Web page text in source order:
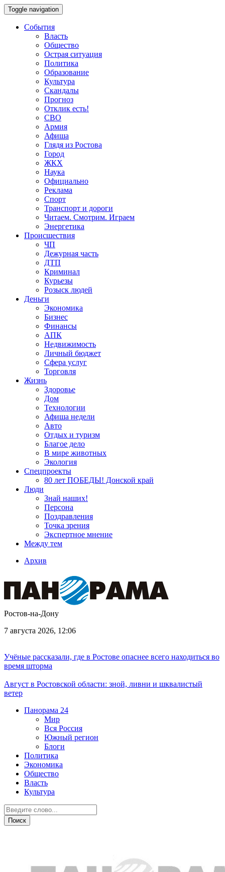
Toggle navigation
События
Власть
Общество
Острая ситуация
Политика
Образование
Культура
Скандалы
Прогноз
Отклик есть!
СВО
Армия
Афиша
Глядя из Ростова
Город
ЖКХ
Наука
Официально
Реклама
Спорт
Транспорт и дороги
Читаем. Смотрим. Играем
Энергетика
Происшествия
ЧП
Дежурная часть
ДТП
Криминал
Курьезы
Розыск людей
Деньги
Экономика
Бизнес
Финансы
АПК
Недвижимость
Личный бюджет
Сфера услуг
Торговля
Жизнь
Здоровье
Дом
Технологии
Афиша недели
Авто
Отдых и туризм
Благое дело
В мире животных
Экология
Спецпроекты
80 лет ПОБЕДЫ! Донской край
Люди
Знай наших!
Персона
Поздравления
Точка зрения
Экспертное мнение
Между тем
Архив
Ростов-на-Дону
7 августа 2026, 12:06
Учёные рассказали, где в Ростове опаснее всего находиться во
время шторма
Август в Ростовской области: зной, ливни и шквалистый
ветер
Панорама 24
Мир
Вся Россия
Южный регион
Блоги
Политика
Экономика
Общество
Власть
Культура